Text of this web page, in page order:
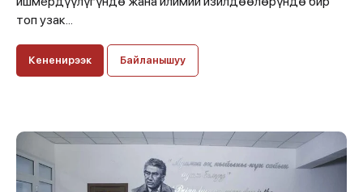
топ узак...
Кененирээк Байланышуу